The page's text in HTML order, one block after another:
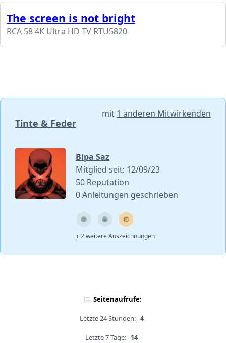
The screen is not bright
RCA 58 4K Ultra HD TV RTU5820
Tinte & Feder
mit 1 anderen Mitwirkenden
Bipa Saz
Mitglied seit: 12/09/23
50 Reputation
0 Anleitungen geschrieben
+ 2 weitere Auszeichnungen
Seitenaufrufe:
Letzte 24 Stunden: 4
Letzte 7 Tage: 14